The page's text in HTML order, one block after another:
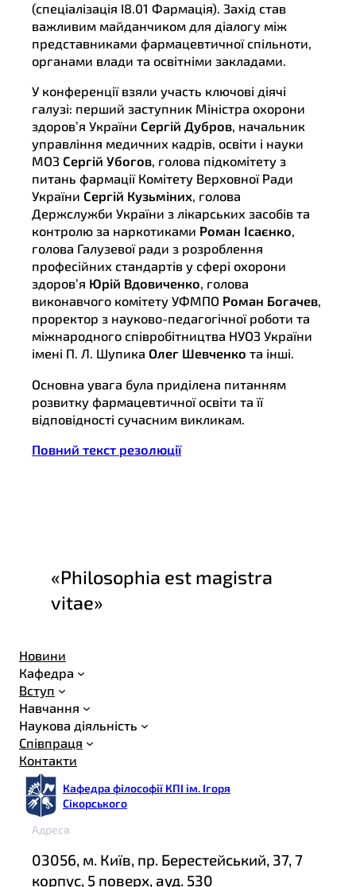
(спеціалізація I8.01 Фармація). Захід став
важливим майданчиком для діалогу між
представниками фармацевтичної спільноти,
органами влади та освітніми закладами.
У конференції взяли участь ключові діячі
галузі: перший заступник Міністра охорони
здоров’я України Сергій Дубров, начальник
управління медичних кадрів, освіти і науки
МОЗ Сергій Убогов, голова підкомітету з
питань фармації Комітету Верховної Ради
України Сергій Кузьміних, голова
Держслужби України з лікарських засобів та
контролю за наркотиками Роман Ісаєнко,
голова Галузевої ради з розроблення
професійних стандартів у сфері охорони
здоров’я Юрій Вдовиченко, голова
виконавчого комітету УФМПО Роман Богачев,
проректор з науково-педагогічної роботи та
міжнародного співробітництва НУОЗ України
імені П. Л. Шупика Олег Шевченко та інші.
Основна увага була приділена питанням
розвитку фармацевтичної освіти та її
відповідності сучасним викликам.
Повний текст резолюції
«Philosophia est magistra
vitae»
Новини
Кафедра
Вступ
Навчання
Наукова діяльність
Співпраця
Контакти
Кафедра філософії КПІ ім. Ігоря
Сікорського
Адреса
03056, м. Київ, пр. Берестейський, 37, 7
корпус, 5 поверх, ауд. 530